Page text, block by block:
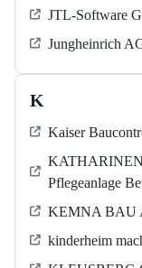
JTL-Software
Jungheinrich
K
Kaiser
Pflegeanlage
KEMNA BAU
kinderheim